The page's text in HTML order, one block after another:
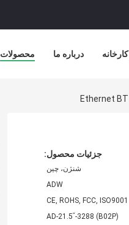
محصولات درباره ما
جزئیات محصول:
شنژن، چین
ADW
CE, ROHS, FCC, ISO9001
AD-21.5ʺ-3288 (B02P)